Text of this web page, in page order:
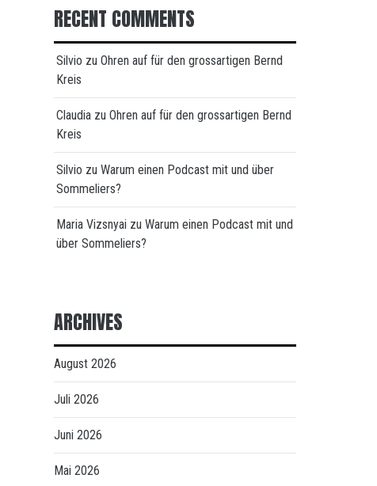
RECENT COMMENTS
Silvio zu Ohren auf für den grossartigen Bernd
Kreis
Claudia zu Ohren auf für den grossartigen Bernd
Kreis
Silvio zu Warum einen Podcast mit und über
Sommeliers?
Maria Vizsnyai zu Warum einen Podcast mit und
über Sommeliers?
ARCHIVES
August 2026
Juli 2026
Juni 2026
Mai 2026